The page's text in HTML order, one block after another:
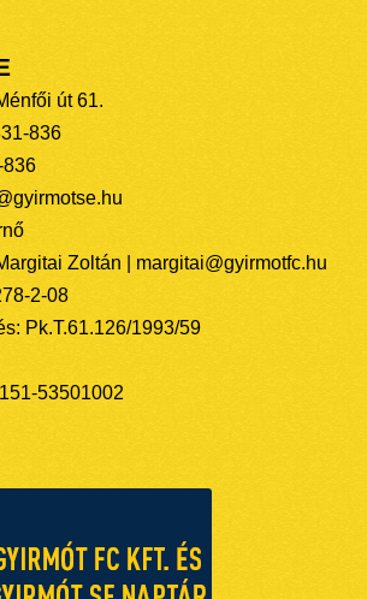
út 61.
836
836
Zoltán | margitai@gyirmotfc.hu
2-08
Pk.T.61.126/1993/59
53501002